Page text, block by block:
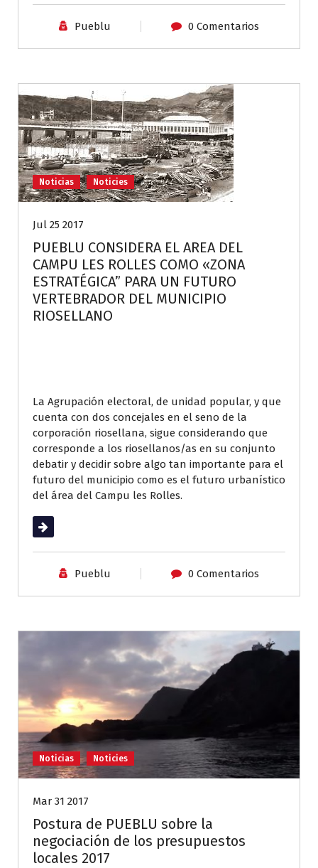
Pueblu 0 Comentarios
Noticias Noticies
Jul 25 2017
PUEBLU CONSIDERA EL AREA DEL
CAMPU LES ROLLES COMO «ZONA
ESTRATÉGICA” PARA UN FUTURO
VERTEBRADOR DEL MUNICIPIO
RIOSELLANO
La Agrupación electoral, de unidad popular, y que
cuenta con dos concejales en el seno de la
corporación riosellana, sigue considerando que
corresponde a los riosellanos/as en su conjunto
debatir y decidir sobre algo tan importante para el
futuro del municipio como es el futuro urbanístico
del área del Campu les Rolles.
Leer más
Pueblu 0 Comentarios
Noticias Noticies
Mar 31 2017
Postura de PUEBLU sobre la
negociación de los presupuestos
locales 2017